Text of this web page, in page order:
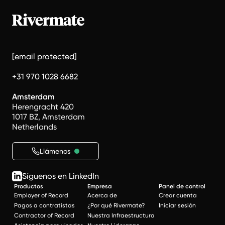
[email protected]
+31 970 1028 6682
Amsterdam
Herengracht 420
1017 BZ, Amsterdam
Netherlands
Llámenos
Síguenos en LinkedIn
Productos
Employer of Record
Pagos a contratistas
Contractor of Record
Empresa
Acerca de
¿Por qué Rivermate?
Nuestra Infraestructura
Panel de control
Crear cuenta
Iniciar sesión